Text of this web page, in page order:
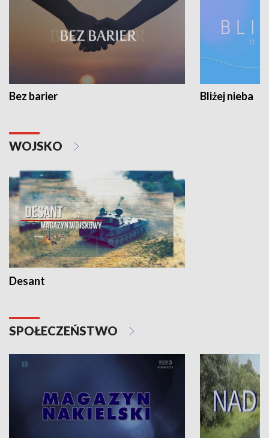
Bez barier Bliżej nieba
WOJSKO
Desant
SPOŁECZEŃSTWO